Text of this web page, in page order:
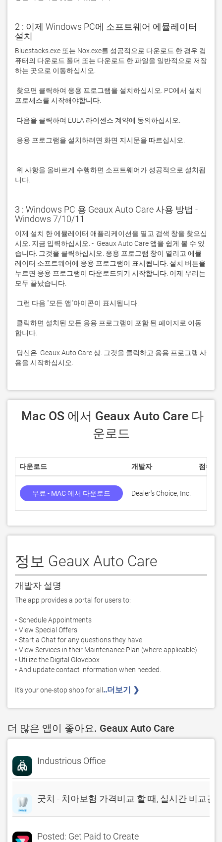
2 : 이제 Windows PC에 소프트웨어 에뮬레이터
설치
Bluestacks.exe 또는 Nox.exe를 성공적으로 다운로드 한 경우 컴
퓨터의 다운로드 폴더 또는 다운로드 한 파일을 일반적으로 저장
니다.
3 : Windows PC 용 Geaux Auto Care 사용 방법 -
Windows 7/10/11
이제 설치 한 에뮬레이터 애플리케이션을 열고 검색 창을 찾으십
시오. 지금 입력하십시오. -  Geaux Auto Care 앱을 쉽게 볼 수 있
습니다. 그것을 클릭하십시오. 응용 프로그램 창이 열리고 에뮬
레이터 소프트웨어에 응용 프로그램이 표시됩니다. 설치 버튼을
누르면 응용 프로그램이 다운로드되기 시작합니다. 이제 우리는
용을 시작하십시오.
운로드
다운로드 개발자 점수
무료 - MAC 에서 다운로드 Dealer's Choice, Inc.
정보 Geaux Auto Care
개발자 설명
The app provides a portal for users to:
• Schedule Appointments
• View Special Offers
• Start a Chat for any questions they have
• View Services in their Maintenance Plan (where applicable)
• Utilize the Digital Glovebox
• And update contact information when needed.
It's your one-stop shop for all ..더보기 ❯
더 많은 앱이 좋아요. Geaux Auto Care
Industrious Office
굿치 - 치아보험 가격비교 할 때, 실시간 비교견
Posted: Get Paid to Create